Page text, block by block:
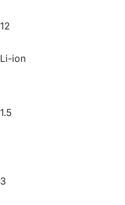
12
Li-ion
1.5
3